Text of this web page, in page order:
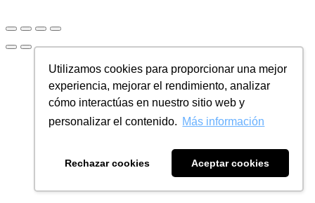
Utilizamos cookies para proporcionar una mejor
experiencia, mejorar el rendimiento, analizar
cómo interactúas en nuestro sitio web y
personalizar el contenido. Más información
Rechazar cookies Aceptar cookies